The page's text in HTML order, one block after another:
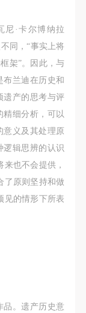
尼·卡尔博纳拉
不同，“事实上将
架”。因此，与
布兰迪在历史和
遗产的思考与评
细分析，可以
意义及其处理原
逻辑思辨的认识
也不会提供，
了原则坚持和做
见的情形下所表
品。遗产历史意